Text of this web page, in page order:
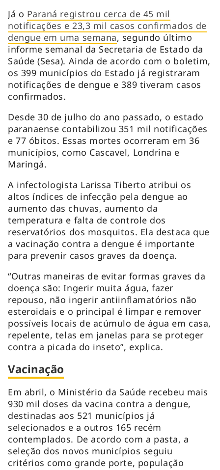
Já o Paraná registrou cerca de 45 mil
notificações e 23,3 mil casos confirmados de
dengue em uma semana, segundo último
informe semanal da Secretaria de Estado da
Saúde (Sesa). Ainda de acordo com o boletim,
os 399 municípios do Estado já registraram
notificações de dengue e 389 tiveram casos
confirmados.
Desde 30 de julho do ano passado, o estado
paranaense contabilizou 351 mil notificações
e 77 óbitos. Essas mortes ocorreram em 36
municípios, como Cascavel, Londrina e
Maringá.
A infectologista Larissa Tiberto atribui os
altos índices de infecção pela dengue ao
aumento das chuvas, aumento da
temperatura e falta de controle dos
reservatórios dos mosquitos. Ela destaca que
a vacinação contra a dengue é importante
para prevenir casos graves da doença.
“Outras maneiras de evitar formas graves da
doença são: Ingerir muita água, fazer
repouso, não ingerir antiinflamatórios não
esteroidais e o principal é limpar e remover
possíveis locais de acúmulo de água em casa,
repelente, telas em janelas para se proteger
contra a picada do inseto”, explica.
Vacinação
Em abril, o Ministério da Saúde recebeu mais
930 mil doses da vacina contra a dengue,
destinadas aos 521 municípios já
selecionados e a outros 165 recém
contemplados. De acordo com a pasta, a
seleção dos novos municípios seguiu
critérios como grande porte, população